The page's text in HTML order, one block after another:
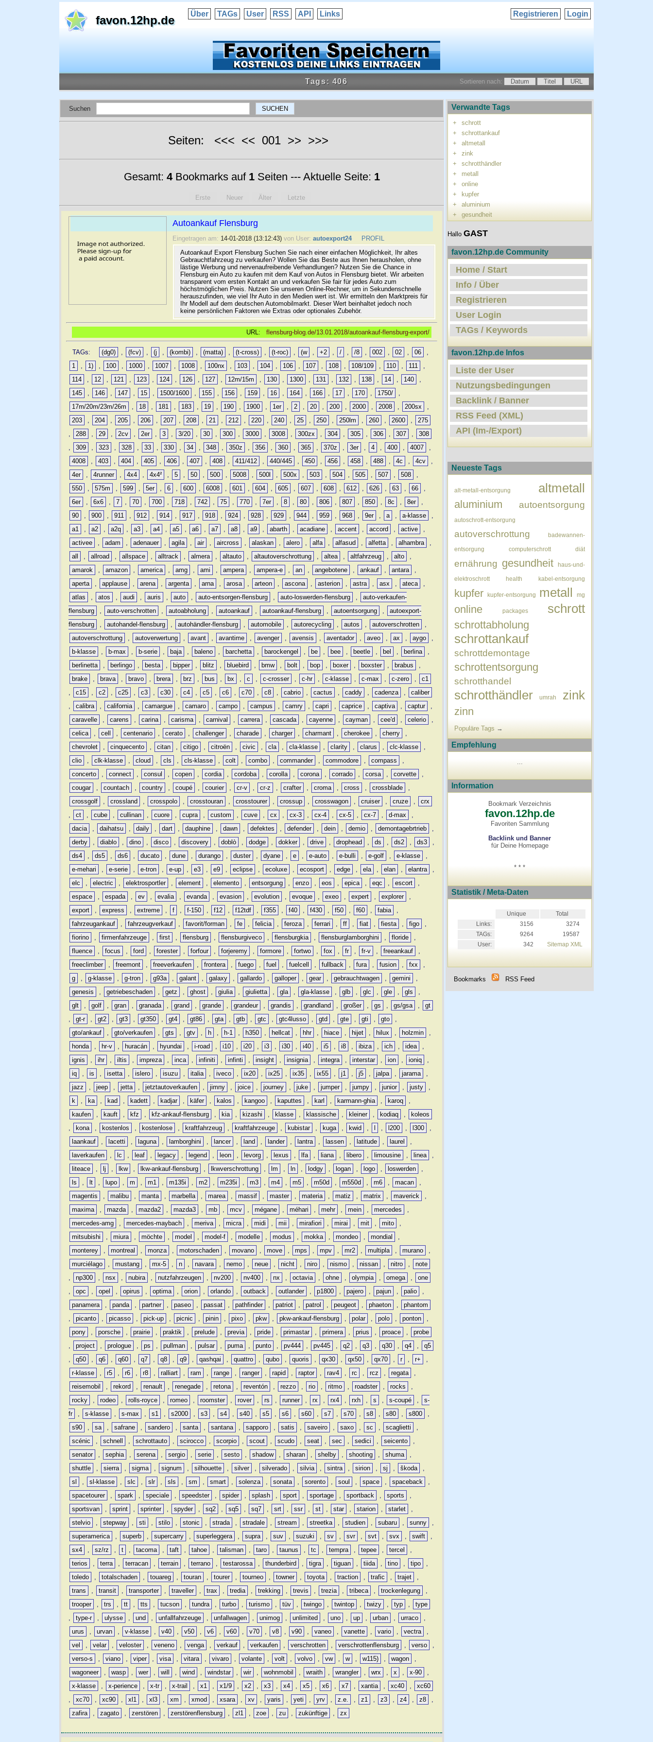
favon.12hp.de Über TAGs User RSS API Links Login
Registrieren
Tags: 406 Sortieren nach: Datum Titel URL
Suchen
Seiten: <<< << 001 >> >>>
Gesamt: 4Bookmarks auf 1Seiten --- Aktuelle Seite: 1
Erste Neuer Älter Letzte
Autoankauf Flensburg
Eingetragen am: 14-01-2018 (13:12:43) von User: autoexport24
PROFIL
Autoankauf Export Flensburg Suchen Sie nach einer einfachen Möglichkeit, Ihr altes
Gebrauchtfahrzeug zu verkaufen? Wollen Sie das Beste aus Ihnen herausholen, ohne
lästige Werbung und nervenaufreibende Verhandlungen? Nutzen Sie die Chance in
Flensburg ein Auto zu kaufen mit dem Kauf von Autos in Flensburg bietet. Wir arbeiten
transparent vom ersten Kontakt an und verkaufen Sie fair für jedes Auto zum
höchstmöglichen Preis. Nutzen Sie unseren Online-Rechner, um in Sekundenschnelle
herauszufinden, wie viel Ihr Auto in den Medien wert ist. Wir ermitteln den Marktpreis für
Ihr Modell auf dem deutschen Automobilmarkt. Dieser Wert beinhaltet jedoch noch
keine persönlichen Faktoren wie Extras oder optionales Zubehör.
URL: flensburg-blog.de/13.01.2018/autoankauf-flensburg-export/
TAGs: (dg0) , (fcv) , (j , (kombi) , (matta) , (t-cross) , (t-roc) , (w , +2 , / , /8 , 002 , 02 , 06
,
1
, 1) , 100 , 1000 , 1007 , 1008 , 100nx , 103 , 104 , 106 , 107 , 108 , 108/109 , 110 , 111
,
114
, 12 , 121 , 123 , 124 , 126 , 127 , 12m/15m , 130 , 1300 , 131 , 132 , 138 , 14 , 140
,
145
, 146 , 147 , 15 , 1500/1600 , 155 , 156 , 159 , 16 , 164 , 166 , 17 , 170 , 1750/
,
17m/20m/23m/26m
, 18 , 181 , 183 , 19 , 190 , 1900 , 1er , 2 , 20 , 200 , 2000 , 2008 , 200sx
,
203
, 204 , 205 , 206 , 207 , 208 , 21 , 212 , 220 , 240 , 25 , 250 , 250lm , 260 , 2600 ,
275
,
288 , 29 , 2cv , 2er , 3 , 3/20 , 30 , 300 , 3000 , 3008 , 300zx , 304 , 305 , 306 , 307 ,
308
,
309 , 323 , 328 , 33 , 330 , 34 , 348 , 350z , 356 , 360 , 365 , 370z , 3er , 4 , 400 , 4007
,
4008
, 403 , 404 , 405 , 406 , 407 , 408 , 411/412 , 440/445 , 450 , 456 , 458 , 488 , 4c , 4cv
,
4er
, 4runner , 4x4 , 4x4² , 5 , 50 , 500 , 5008 , 500l , 500x , 503 , 504 , 505 , 507 , 508
,
550
, 575m , 599 , 5er , 6 , 600 , 6008 , 601 , 604 , 605 , 607 , 608 , 612 , 626 , 63 , 66
,
6er
, 6x6 , 7 , 70 , 700 , 718 , 742 , 75 , 770 , 7er , 8 , 80 , 806 , 807 , 850 , 8c , 8er
,
90
, 900 , 911 , 912 , 914 , 917 , 918 , 924 , 928 , 929 , 944 , 959 , 968 , 9er , a , a-klasse
,
a1
, a2 , a2q , a3 , a4 , a5 , a6 , a7 , a8 , a9 , abarth , acadiane , accent , accord , active
,
activee
, adam , adenauer , agila , air , aircross , alaskan , alero , alfa , alfasud , alfetta , alhambra
,
all
, allroad , allspace , alltrack , almera , altauto , altautoverschrottung , altea , altfahrzeug , alto
,
amarok
, amazon , america , amg , ami , ampera , ampera-e , an , angebotene , ankauf , antara
,
aperta
, applause , arena , argenta , arna , arosa , arteon , ascona , asterion , astra , asx , ateca
,
atlas
, atos , audi , auris , auto , auto-entsorgen-flensburg , auto-loswerden-flensburg ,
auto-verkaufen-
flensburg
, auto-verschrotten , autoabholung , autoankauf , autoankauf-flensburg , autoentsorgung ,
autoexport-
flensburg
, autohandel-flensburg , autohändler-flensburg , automobile , autorecycling , autos , autoverschrotten
,
autoverschrottung
, autoverwertung , avant , avantime , avenger , avensis , aventador , aveo , ax , aygo
,
b-klasse
, b-max , b-serie , baja , baleno , barchetta , barockengel , be , bee , beetle , bel , berlina
,
berlinetta
, berlingo , besta , bipper , blitz , bluebird , bmw , bolt , bop , boxer , boxster , brabus
,
brake
, brava , bravo , brera , brz , bus , bx , c , c-crosser , c-hr , c-klasse , c-max , c-zero ,
c1
,
c15 , c2 , c25 , c3 , c30 , c4 , c5 , c6 , c70 , c8 , cabrio , cactus , caddy , cadenza ,
caliber
,
calibra , california , camargue , camaro , campo , campus , camry , capri , caprice , captiva , captur
,
caravelle
, carens , carina , carisma , carnival , carrera , cascada , cayenne , cayman , cee'd , celerio
,
celica
, cell , centenario , cerato , challenger , charade , charger , charmant , cherokee , cherry
,
chevrolet
, cinquecento , citan , citigo , citroën , civic , cla , cla-klasse , clarity , clarus , clc-klasse
,
clio
, clk-klasse , cloud , cls , cls-klasse , colt , combo , commander , commodore , compass
,
concerto
, connect , consul , copen , cordia , cordoba , corolla , corona , corrado , corsa , corvette
,
cougar
, countach , country , coupé , courier , cr-v , cr-z , crafter , croma , cross , crossblade
,
crossgolf
, crossland , crosspolo , crosstouran , crosstourer , crossup , crosswagon , cruiser , cruze ,
crx
,
ct , cube , cullinan , cuore , cupra , custom , cuve , cx , cx-3 , cx-4 , cx-5 , cx-7 , d-max
,
dacia
, daihatsu , daily , dart , dauphine , dawn , defektes , defender , dein , demio , demontagebrtrieb
,
derby
, diablo , dino , disco , discovery , doblò , dodge , dokker , drive , drophead , ds , ds2 , ds3
,
ds4
, ds5 , ds6 , ducato , dune , durango , duster , dyane , e , e-auto , e-bulli , e-golf , e-klasse
,
e-mehari
, e-serie , e-tron , e-up , e3 , e9 , eclipse , ecoluxe , ecosport , edge , ela , elan , elantra
,
elc
, electric , elektrosportler , element , elemento , entsorgung , enzo , eos , epica , eqc , escort
,
espace
, espada , ev , evalia , evanda , evasion , evolution , evoque , exeo , expert , explorer
,
export
, express , extreme , f , f-150 , f12 , f12tdf , f355 , f40 , f430 , f50 , f60 , fabia
,
fahrzeugankauf
, fahrzeugverkauf , favorit/forman , fe , felicia , feroza , ferrari , ff , fiat , fiesta , figo
,
fiorino
, firmenfahrzeuge , first , flensburg , flensburgiveco , flensburgkia , flensburglamborghini , floride
,
fluence
, focus , ford , forester , forfour , forjeremy , formore , fortwo , fox , fr , fr-v , freeankauf
,
freeclimber
, freemont , freeverkaufen , frontera , fuego , fuel , fuelcell , fullback , fura , fusion , fxx
,
g
, g-klasse , g-tron , g93a , galant , galaxy , gallardo , galloper , gear , gebrauchtwagen , gemini
,
genesis
, getriebeschaden , getz , ghost , giulia , giulietta , gla , gla-klasse , glb , glc , gle , gls
,
glt
, golf , gran , granada , grand , grande , grandeur , grandis , grandland , großer , gs , gs/gsa ,
gt
,
gt-r , gt2 , gt3 , gt350 , gt4 , gt86 , gta , gtb , gtc , gtc4lusso , gtd , gte , gti , gto
,
gto/ankauf
, gto/verkaufen , gts , gtv , h , h-1 , h350 , hellcat , hhr , hiace , hijet , hilux , holzmin
,
honda
, hr-v , huracán , hyundai , i-road , i10 , i20 , i3 , i30 , i40 , i5 , i8 , ibiza , ich , idea
,
ignis
, ihr , iltis , impreza , inca , infiniti , infinti , insight , insignia , integra , interstar , ion , ioniq
,
iq
, is , isetta , islero , isuzu , italia , iveco , ix20 , ix25 , ix35 , ix55 , j1 , j5 , jalpa , jarama
,
jazz
, jeep , jetta , jetztautoverkaufen , jimny , joice , journey , juke , jumper , jumpy , junior , justy
,
k
, ka , kad , kadett , kadjar , käfer , kalos , kangoo , kaputtes , karl , karmann-ghia , karoq
,
kaufen
, kauft , kfz , kfz-ankauf-flensburg , kia , kizashi , klasse , klassische , kleiner , kodiaq ,
koleos
,
kona , kostenlos , kostenlose , kraftfahrzeug , kraftfahrzeuge , kubistar , kuga , kwid , , l200 , l300
,
laankauf
, lacetti , laguna , lamborghini , lancer , land , lander , lantra , lassen , latitude , laurel
,
laverkaufen
, lc , leaf , legacy , legend , leon , levorg , lexus , lfa , liana , libero , limousine , linea
,
liteace
, lj , lkw , lkw-ankauf-flensburg , lkwverschrottung , lm , ln , lodgy , logan , logo , loswerden
,
ls
, lt , lupo , m , m1 , m135i , m2 , m235i , m3 , m4 , m5 , m50d , m550d , m6 , macan
,
magentis
, malibu , manta , marbella , marea , massif , master , materia , matiz , matrix , maverick
,
maxima
, mazda , mazda2 , mazda3 , mb , mcv , mégane , méhari , mehr , mein , mercedes
,
mercedes-amg
, mercedes-maybach , meriva , micra , midi , mii , mirafiori , mirai , mit , mito
,
mitsubishi
, miura , möchte , model , model-f , modelle , modus , mokka , mondeo , mondial
,
monterey
, montreal , monza , motorschaden , movano , move , mps , mpv , mr2 , multipla , murano
,
murciélago
, mustang , mx-5 , n , navara , nemo , neue , nicht , niro , nismo , nissan , nitro ,
note
,
np300 , nsx , nubira , nutzfahrzeugen , nv200 , nv400 , nx , octavia , ohne , olympia , omega ,
one
,
opc , opel , opirus , optima , orion , orlando , outback , outlander , p1800 , pajero , pajun , palio
,
panamera
, panda , partner , paseo , passat , pathfinder , patriot , patrol , peugeot , phaeton ,
phantom
,
picanto , picasso , pick-up , picnic , pinin , pixo , pkw , pkw-ankauf-flensburg , polar , polo , ponton
,
pony
, porsche , prairie , praktik , prelude , previa , pride , primastar , primera , prius , proace ,
probe
,
project , prologue , ps , pullman , pulsar , puma , punto , pv444 , pv445 , q2 , q3 , q30 , q4 ,
q5
,
q50 , q6 , q60 , q7 , q8 , q9 , qashqai , quattro , qubo , quoris , qx30 , qx50 , qx70 , r , r+
,
r-klasse
, r5 , r6 , r8 , ralliart , ram , range , ranger , rapid , raptor , rav4 , rc , rcz , regata
,
reisemobil
, rekord , renault , renegade , retona , reventón , rezzo , rio , ritmo , roadster , rocks
,
rocky
, rodeo , rolls-royce , romeo , roomster , rover , rs , runner , rx , rx4 , rxh , s , s-coupé ,
s-
fr
, s-klasse , s-max , s1 , s2000 , s3 , s4 , s40 , s5 , s6 , s60 , s7 , s70 , s8 , s80 , s800
,
s90
, sa , safrane , sandero , santa , santana , sapporo , satis , saveiro , saxo , sc , scaglietti
,
scénic
, schnell , schrottauto , scirocco , scorpio , scout , scudo , seat , sec , sedici , seicento
,
senator
, sephia , serena , sergio , serie , sesto , shadow , sharan , shelby , shooting , shuma
,
shuttle
, sierra , sigma , signum , silhouette , silver , silverado , silvia , sintra , sirion , sj , škoda
,
sl
, sl-klasse , slc , slr , sls , sm , smart , solenza , sonata , sorento , soul , space , spaceback
,
spacetourer
, spark , speciale , speedster , spider , splash , sport , sportage , sportback , sports
,
sportsvan
, sprint , sprinter , spyder , sq2 , sq5 , sq7 , srt , ssr , st , star , starion , starlet
,
stelvio
, stepway , sti , stilo , stonic , strada , stradale , stream , streetka , studien , subaru , sunny
,
superamerica
, superb , supercarry , superleggera , supra , suv , suzuki , sv , svr , svt , svx , swift
,
sx4
, sz/rz , t , tacoma , taft , tahoe , talisman , taro , taunus , tc , tempra , tepee , tercel
,
terios
, terra , terracan , terrain , terrano , testarossa , thunderbird , tigra , tiguan , tiida , tino , tipo
,
toledo
, totalschaden , touareg , touran , tourer , tourneo , towner , toyota , traction , trafic , trajet
,
trans
, transit , transporter , traveller , trax , tredia , trekking , trevis , trezia , tribeca , trockenlegung
,
trooper
, trs , tt , tts , tucson , tundra , turbo , turismo , tüv , twingo , twintop , twizy , typ ,
type
,
type-r , ulysse , und , unfallfahrzeuge , unfallwagen , unimog , unlimited , uno , up , urban , urraco
,
urus
, urvan , v-klasse , v40 , v50 , v6 , v60 , v70 , v8 , v90 , vaneo , vanette , vario , vectra
,
vel
, velar , veloster , veneno , venga , verkauf , verkaufen , verschrotten , verschrottenflensburg , verso
,
verso-s
, viano , viper , visa , vitara , vivaro , volante , volt , volvo , vw , w , w115) , wagon
,
wagoneer
, wasp , wer , will , wind , windstar , wir , wohnmobil , wraith , wrangler , wrx , x , x-90
,
x-klasse
, x-perience , x-tr , x-trail , x1 , x1/9 , x2 , x3 , x4 , x5 , x6 , x7 , xantia , xc40 ,
xc60
,
xc70 , xc90 , xl1 , xl3 , xm , xmod , xsara , xv , yaris , yeti , yrv , z.e. , z1 , z3 , z4 , z8
,
zafira
, zagato , zerstören , zerstörenflensburg , zl1 , zoe , zu , zukünftige , zx
Verwandte Tags
+
schrott
+
schrottankauf
+
altmetall
+
zink
+
schrotthändler
+
metall
+
online
+
kupfer
+
aluminium
+
gesundheit
Hallo GAST
favon.12hp.de Community
Home / Start
Info / Über
Registrieren
User Login
TAGs / Keywords
favon.12hp.de Infos
Liste der User
Nutzungsbedingungen
Backlink / Banner
RSS Feed (XML)
API (Im-/Export)
Neueste Tags
alt-metall-entsorgung altmetall
aluminium autoentsorgung
autoschrott-entsorgung
autoverschrottung badewannen-
entsorgung computerschrott diät
ernährung gesundheit haus-und-
elektroschrott health kabel-entsorgung
kupfer kupfer-entsorgung metall mg
online packages schrott
schrottabholung
schrottankauf
schrottdemontage
schrottentsorgung
schrotthandel
schrotthändler umrah zink
zinn
Populäre Tags →
Empfehlung
Information
Bookmark Verzeichnis
favon.12hp.de
Favoriten Sammlung
Backlink und Banner
für Deine Homepage
* * *
Statistik / Meta-Daten
Unique
Total
Links:
3156
3274
TAGs:
9264
19587
User:
342 Sitemap XML
Bookmarks RSS Feed